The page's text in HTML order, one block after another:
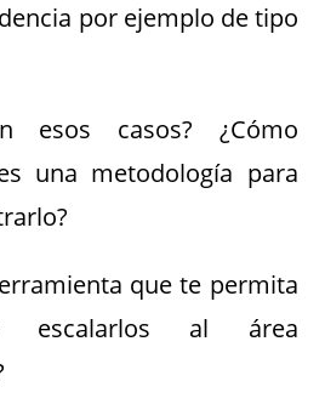
por ejemplo de tipo
esos casos? ¿Cómo
una metodología para
que te permita
escalarlos al área